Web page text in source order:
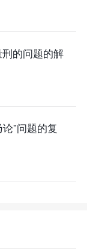
的问题的解
”问题的复